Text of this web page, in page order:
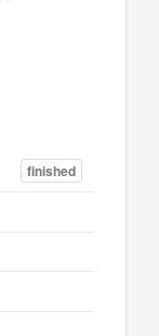
finished